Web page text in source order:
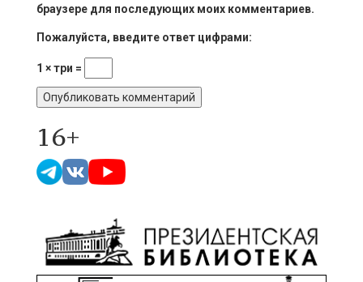
браузере для последующих моих комментариев.
Пожалуйста, введите ответ цифрами:
1 × три =
16+